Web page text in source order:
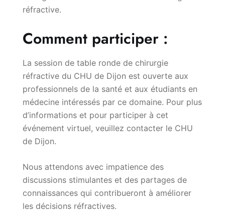
réfractive.
Comment participer :
La session de table ronde de chirurgie
réfractive du CHU de Dijon est ouverte aux
professionnels de la santé et aux étudiants en
médecine intéressés par ce domaine. Pour plus
d’informations et pour participer à cet
événement virtuel, veuillez contacter le CHU
de Dijon.
Nous attendons avec impatience des
discussions stimulantes et des partages de
connaissances qui contribueront à améliorer
les décisions réfractives.